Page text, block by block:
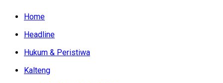
Home
Headline
Hukum & Peristiwa
Kalteng